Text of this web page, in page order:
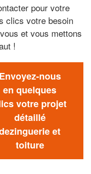
pour votre
clics votre besoin
et vous mettons
!
Envoyez-nous
en quelques
votre projet
détaillé
et
toiture